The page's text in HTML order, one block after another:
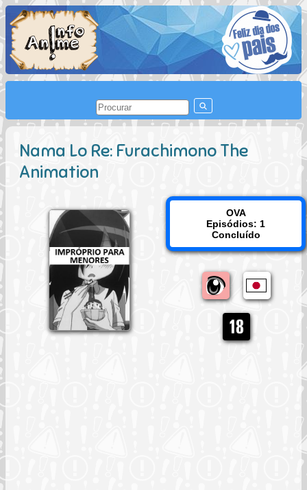
Nama Lo Re: Furachimono The
Animation
OVA
Episódios: 1
Concluído